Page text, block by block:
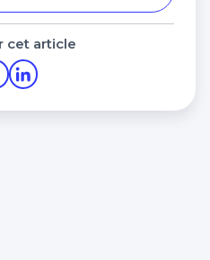
cet article